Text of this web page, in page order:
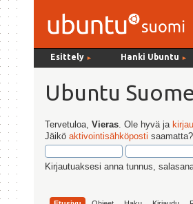
Esittely ► Hanki Ubuntu ►
Ubuntu
Tervetuloa,Vieras . Ole hyvä ja
Jäiköaktivointisähköposti saamatta?
Kirjautuaksesi anna tunnus,